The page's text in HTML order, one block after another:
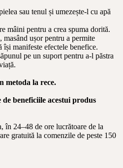
sau tenul și umezește-l cu apă
mâini pentru a crea spuma dorită.
ușor pentru a permite
își manifeste efectele benefice.
pe un suport pentru a-l păstra
metoda la rece.
beneficiile acestui produs
în 24–48 de ore lucrătoare de la
gratuită la comenzile de peste 150